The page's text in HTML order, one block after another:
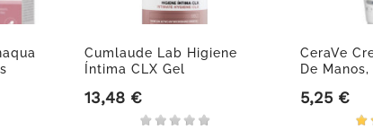
Cumlaude Lab Higiene
Íntima CLX Gel
Precio
13,48 €
CeraVe
De
Precio
5,25 €